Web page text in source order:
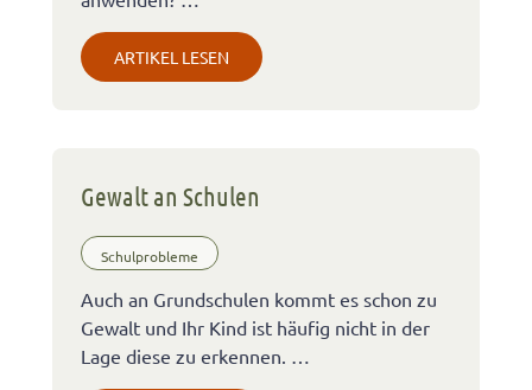
ARTIKEL LESEN
Gewalt an Schulen
Schulprobleme
Auch an Grundschulen kommt es schon zu
Gewalt und Ihr Kind ist häufig nicht in der
Lage diese zu erkennen. …